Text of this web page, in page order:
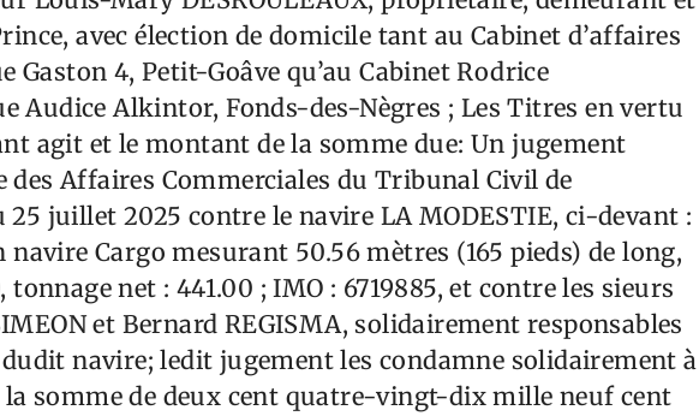
avec élection de domicile tant au Cabinet d’affaires
Gaston 4, Petit-Goâve qu’au Cabinet Rodrice
Audice Alkintor, Fonds-des-Nègres ; Les Titres en vertu
agit et le montant de la somme due: Un jugement
des Affaires Commerciales du Tribunal Civil de
25 juillet 2025 contre le navire LA MODESTIE, ci-devant :
navire Cargo mesurant 50.56 mètres (165 pieds) de long,
net : 441.00 ; IMO : 6719885, et contre les sieurs
et Bernard REGISMA, solidairement responsables
navire; ledit jugement les condamne solidairement à
la somme de deux cent quatre-vingt-dix mille neuf cent